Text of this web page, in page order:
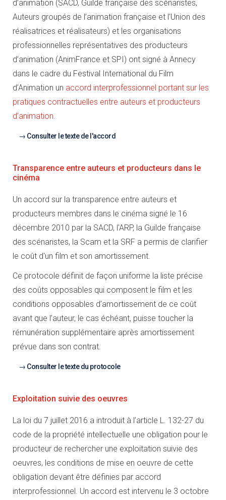
d’animation (SACD, Guilde française des scénaristes,
Auteurs groupés de l’animation française et l’Union des
réalisatrices et réalisateurs) et les organisations
professionnelles représentatives des producteurs
d’animation (AnimFrance et SPI) ont signé à Annecy
dans le cadre du Festival International du Film
d’Animation un accord interprofessionnel portant sur les
pratiques contractuelles entre auteurs et producteurs
d'animation.
Consulter le texte de l'accord
Transparence entre auteurs et producteurs dans le
cinéma
Un accord sur la transparence entre auteurs et
producteurs membres dans le cinéma signé le 16
décembre 2010 par la SACD, l'ARP, la Guilde française
des scénaristes, la Scam et la SRF a permis de clarifier
le coût d'un film et son amortissement.
Ce protocole définit de façon uniforme la liste précise
des coûts opposables qui composent le film et les
conditions opposables d’amortissement de ce coût
avant que l’auteur, le cas échéant, puisse toucher la
rémunération supplémentaire après amortissement
prévue dans son contrat.
Consulter le texte du protocole
Exploitation suivie des oeuvres
La loi du 7 juillet 2016 a introduit à l’article L. 132-27 du
code de la propriété intellectuelle une obligation pour le
producteur de rechercher une exploitation suivie des
oeuvres, les conditions de mise en oeuvre de cette
obligation devant être définies par accord
interprofessionnel. Un accord est intervenu le 3 octobre